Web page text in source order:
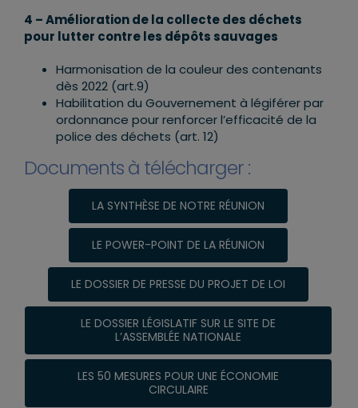
4 – Amélioration de la collecte des déchets
pour lutter contre les dépôts sauvages
Harmonisation de la couleur des contenants
dès 2022 (art.9)
Habilitation du Gouvernement à légiférer par
ordonnance pour renforcer l’efficacité de la
police des déchets (art. 12)
Documents à télécharger :
LA SYNTHÈSE DE NOTRE RÉUNION
LE POWER-POINT DE LA RÉUNION
LE DOSSIER DE PRESSE DU PROJET DE LOI
LE DOSSIER LÉGISLATIF SUR LE SITE DE
L’ASSEMBLÉE NATIONALE
LES 50 MESURES POUR UNE ÉCONOMIE
CIRCULAIRE